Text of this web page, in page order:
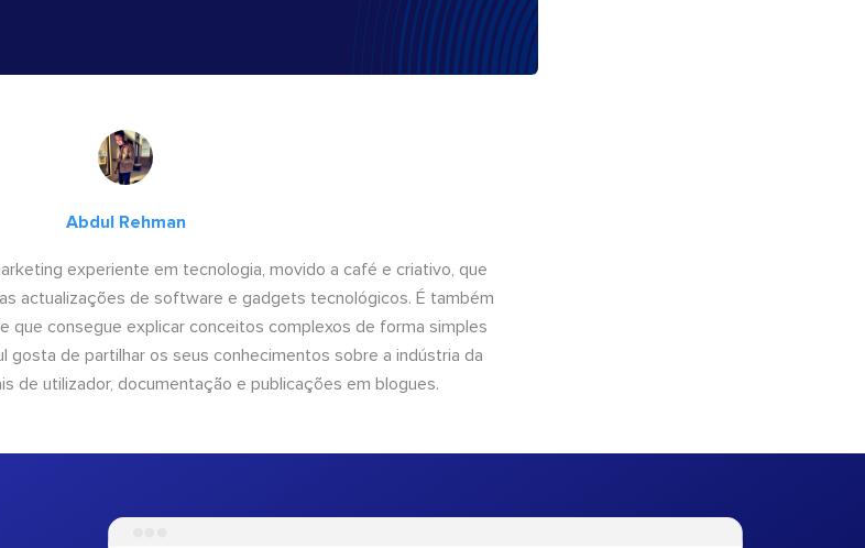
Abdul Rehman
experiente em tecnologia, movido a café e criativo, que
actualizações de software e gadgets tecnológicos. É também
que consegue explicar conceitos complexos de forma simples
gosta de partilhar os seus conhecimentos sobre a indústria da
de utilizador, documentação e publicações em blogues.